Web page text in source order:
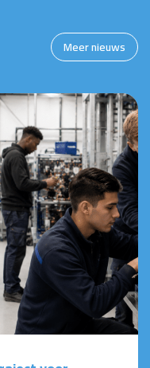
Meer nieuws